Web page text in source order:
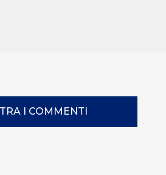
I COMMENTI